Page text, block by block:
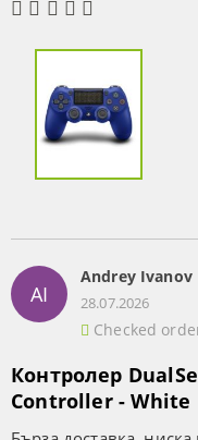
AI
Andrey Ivanov
28.07.2026
Checked
Контролер
Controller - White